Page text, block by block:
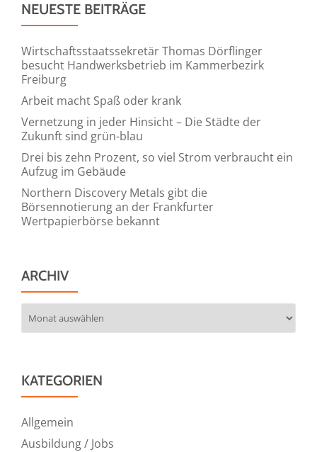
NEUESTE BEITRÄGE
Wirtschaftsstaatssekretär Thomas Dörflinger
besucht Handwerksbetrieb im Kammerbezirk
Freiburg
Arbeit macht Spaß oder krank
Vernetzung in jeder Hinsicht – Die Städte der
Zukunft sind grün-blau
Drei bis zehn Prozent, so viel Strom verbraucht ein
Aufzug im Gebäude
Northern Discovery Metals gibt die
Börsennotierung an der Frankfurter
Wertpapierbörse bekannt
ARCHIV
KATEGORIEN
Allgemein
Ausbildung / Jobs